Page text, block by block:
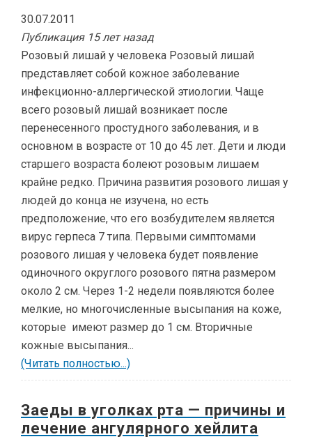
30.07.2011
Публикация 15 лет назад
Розовый лишай у человека Розовый лишай
представляет собой кожное заболевание
инфекционно-аллергической этиологии. Чаще
всего розовый лишай возникает после
перенесенного простудного заболевания, и в
основном в возрасте от 10 до 45 лет. Дети и люди
старшего возраста болеют розовым лишаем
крайне редко. Причина развития розового лишая у
людей до конца не изучена, но есть
предположение, что его возбудителем является
вирус герпеса 7 типа. Первыми симптомами
розового лишая у человека будет появление
одиночного округлого розового пятна размером
около 2 см. Через 1-2 недели появляются более
мелкие, но многочисленные высыпания на коже,
которые имеют размер до 1 см. Вторичные
кожные высыпания...
(Читать полностью...)
Заеды в уголках рта — причины и
лечение ангулярного хейлита